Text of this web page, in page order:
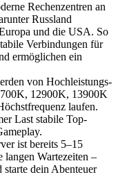
Rechenzentren an
Russland
und die USA. So
Verbindungen für
ermöglichen ein
von Hochleistungs-
12900K, 13900K
laufen.
Last stabile Top-
ist bereits 5–15
Wartezeiten –
starte dein Abenteuer